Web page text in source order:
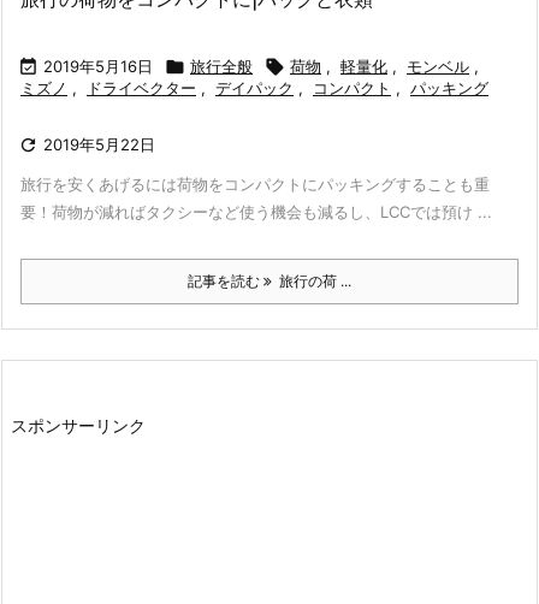
 2019年5月16日  旅行全般  荷物 , 軽量化 , モンベル ,
ミズノ , ドライベクター , デイパック , コンパクト , パッキング
 2019年5月22日
旅行を安くあげるには荷物をコンパクトにパッキングすることも重
要！荷物が減ればタクシーなど使う機会も減るし、LCCでは預け ...
記事を読む 旅行の荷 ...
スポンサーリンク